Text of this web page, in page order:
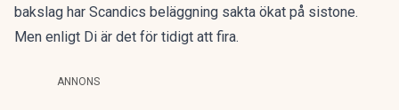
bakslag har Scandics beläggning sakta ökat på sistone.
Men enligt Di är det för tidigt att fira.
ANNONS